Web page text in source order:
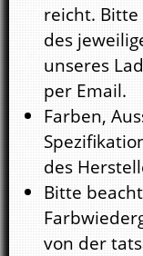
reicht.
des
unseres
per Email.
Farben,
des
Bitte
von der